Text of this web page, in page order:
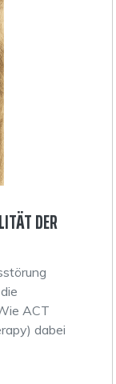
DER
ACT
dabei